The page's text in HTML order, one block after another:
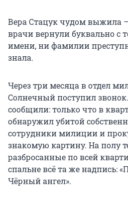
Вера Стацук чудом
врачи вернули буквально с
имени, ни фамилии
знала.
Через три месяца в отдел
Солнечный поступил
сообщили: только что в
обнаружил убитой
сотрудники милиции и
знакомую картину. На полу
разбросанные по всей
спальне всё та же надпись:
Чёрный ангел».